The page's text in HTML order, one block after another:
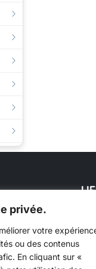
privée.
votre
ou des contenus
En cliquant sur «
Pontivy